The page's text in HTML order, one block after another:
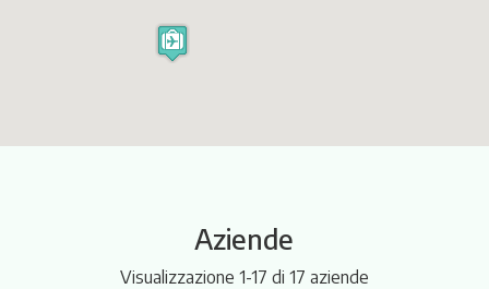
Aziende
Visualizzazione 1-17 di 17 aziende